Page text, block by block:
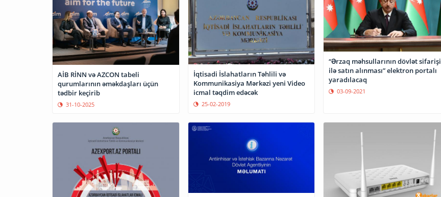
AİB RİNN və AZCON tabeli
qurumlarının əməkdaşları üçün
tədbir keçirib
31-10-2025
İqtisadi İslahatların Təhlili və
Kommunikasiya Mərkəzi yeni Video
icmal təqdim edəcək
25-02-2019
“Ərzaq məhsullarının dövlət sifarişi
ilə satın alınması” elektron portalı
yaradılacaq
03-09-2021